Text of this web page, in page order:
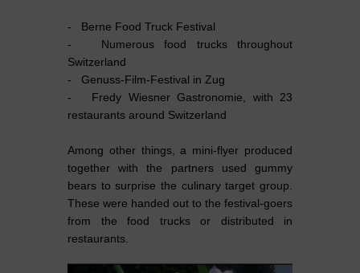
- Berne Food Truck Festival
- Numerous food trucks throughout
Switzerland
- Genuss-Film-Festival in Zug
- Fredy Wiesner Gastronomie, with 23
restaurants around Switzerland
Among other things, a mini-flyer produced
together with the partners used gummy
bears to surprise the culinary target group.
These were handed out to the festival-goers
from the food trucks or distributed in
restaurants.